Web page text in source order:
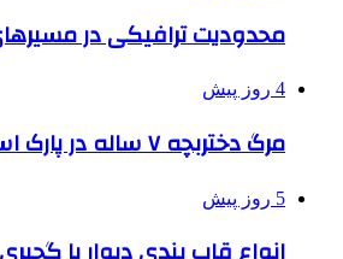
محدودیت ترافیکی در
4 روز پیش
مرگ دختربچه ۷ ساله در پارک اسلامشهر
5 روز پیش